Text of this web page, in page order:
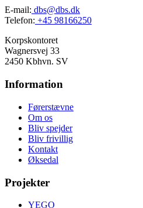
E-mail: dbs@dbs.dk
Telefon: +45 98166250
Korpskontoret
Wagnersvej 33
2450 Kbhvn. SV
Information
Førerstævne
Om os
Bliv spejder
Bliv frivillig
Kontakt
Øksedal
Projekter
YEGO